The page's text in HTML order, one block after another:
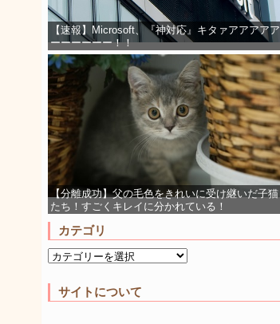
【速報】Microsoft、『神対応』キタァアアアアア
ーーーーーー！！
【分離成功】父の毛色をきれいに受け継いだ子猫
たち！すごくキレイに分かれている！
カテゴリ
サイトについて